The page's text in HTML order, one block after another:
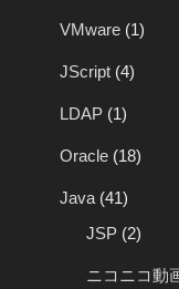
VMware (1)
JScript (4)
LDAP (1)
Oracle (18)
Java(41)
JSP (2)
ニコニコ動